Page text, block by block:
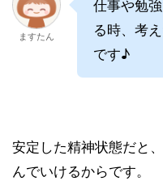
ますたん
仕事や勉
る時、考
です♪
安定した精神状態だと
んでいけるからです。